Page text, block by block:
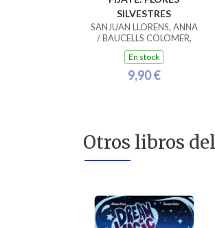
SILVESTRES
SANJUAN LLORENS, ANNA
/ BAUCELLS COLOMER,
RAMON
En stock
9,90 €
Otros libros